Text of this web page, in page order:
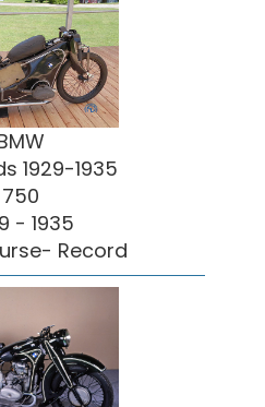
1929-1935
750
- 1935
Record